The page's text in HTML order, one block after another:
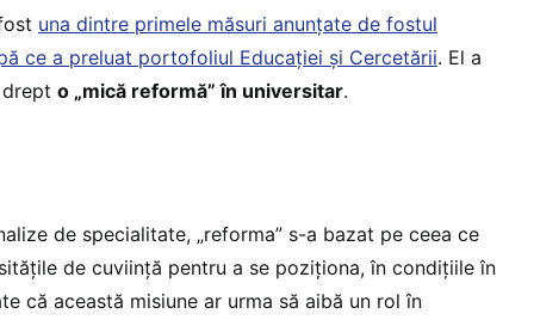
una dintre primele măsuri anunțate de fostul
ce a preluat portofoliul Educației și Cercetării. El a
o „mică reformă” în universitar.
de specialitate, „reforma” s-a bazat pe ceea ce
de cuviință pentru a se poziționa, în condițiile în
că această misiune ar urma să aibă un rol în